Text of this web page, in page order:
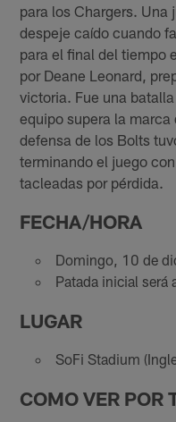
para los Chargers. Una
despeje caído cuando
para el final del tiempo
por Deane Leonard,
victoria. Fue una
equipo supera la
defensa de los Bolts
terminando el juego
tacleadas por pérdida.
FECHA/HORA
Domingo, 10 de
Patada inicial será
LUGAR
SoFi Stadium
COMO VER POR